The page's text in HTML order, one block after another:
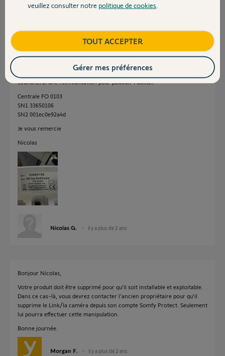
Contact
Suite à un achat d’une centrale d’alarme d’occasion MyFox HC2, je
souhaiterai une réinitialisation pour pouvoir l’utiliser.
Centrale FO 0103
SN1 33650106
SN2 001ec0e92a4d
Je vous remercie
Nicolas
Nicolas G. il y a plus de 2 ans
Bonjour Nicolas,
Votre produit doit être supprimé pour qu'il soit installable et exploitable.
Dans ce cas-là, vous devrez contacter l'ancien propriétaire pour qu'il
supprime le Link/la caméra depuis son compte Somfy Protect. Seulement
lui pourra effectuer cette manipulation.
Bonne journée.
Morgan F. il y a plus de 2 ans
veuillez consulter notre politique de cookies
TOUT ACCEPTER
Gérer mes préférences